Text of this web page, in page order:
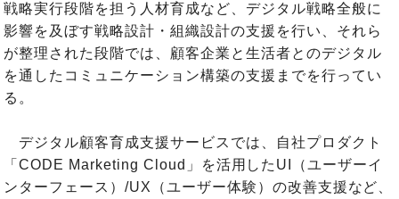
戦略実行段階を担う人材育成など、デジタル戦略全般に
影響を及ぼす戦略設計・組織設計の支援を行い、それら
が整理された段階では、顧客企業と生活者とのデジタル
を通したコミュニケーション構築の支援までを行ってい
る。
デジタル顧客育成支援サービスでは、自社プロダクト
「CODE Marketing Cloud」を活用したUI（ユーザーイ
ンターフェース）/UX（ユーザー体験）の改善支援など、